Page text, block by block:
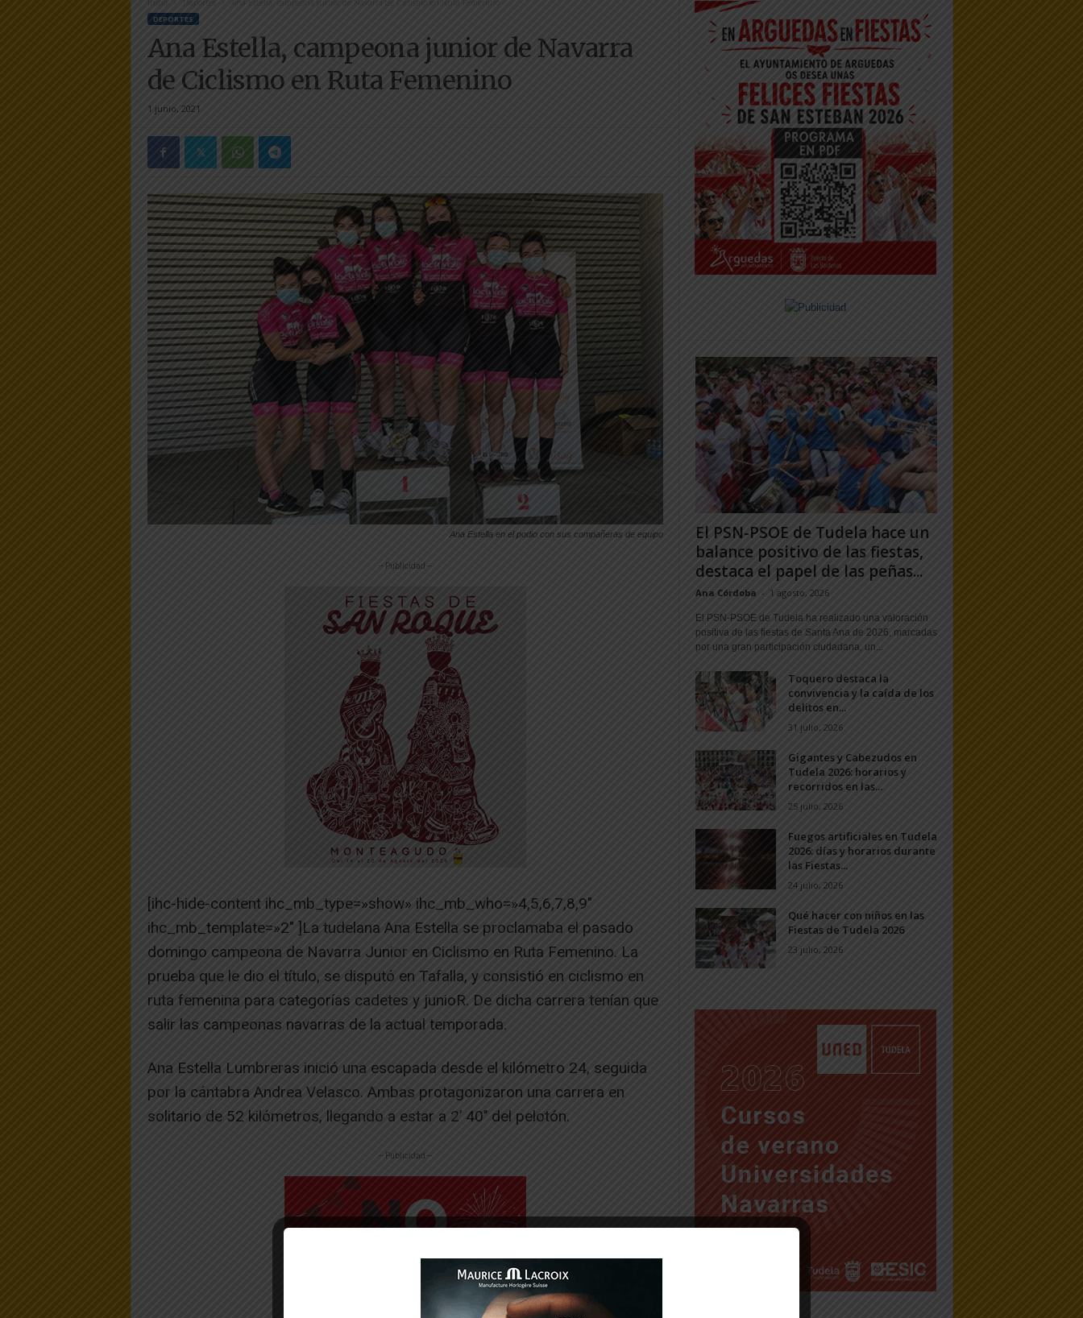
Deportes Ana Estella, campeona junior de Navarra de Ciclismo en Ruta Femenino
DEPORTES
Ana Estella, campeona junior de Navarra
de Ciclismo en Ruta Femenino
1 junio, 2021
Ana Estella en el podio con sus compañeras de equipo
-- Publicidad --
[ihc-hide-content ihc_mb_type=»show» ihc_mb_who=»4,5,6,7,8,9″
ihc_mb_template=»2″ ]La tudelana Ana Estella se proclamaba el pasado
domingo campeona de Navarra Junior en Ciclismo en Ruta Femenino. La
prueba que le dio el título, se disputó en Tafalla, y consistió en ciclismo en
ruta femenina para categorías cadetes y junioR. De dicha carrera tenían que
salir las campeonas navarras de la actual temporada.
Ana Estella Lumbreras inició una escapada desde el kilómetro 24, seguida
por la cántabra Andrea Velasco. Ambas protagonizaron una carrera en
solitario de 52 kilómetros, llegando a estar a 2’ 40’’ del pelotón.
-- Publicidad --
El PSN-PSOE de Tudela hace un
balance positivo de las fiestas,
destaca el papel de las peñas...
Ana Córdoba - 1 agosto, 2026
El PSN-PSOE de Tudela ha realizado una valoración
positiva de las fiestas de Santa Ana de 2026, marcadas
por una gran participación ciudadana, un...
Toquero destaca la
convivencia y la caída de los
delitos en...
31 julio, 2026
Gigantes y Cabezudos en
Tudela 2026: horarios y
recorridos en las...
25 julio, 2026
Fuegos artificiales en Tudela
2026: días y horarios durante
las Fiestas...
24 julio, 2026
Qué hacer con niños en las
Fiestas de Tudela 2026
23 julio, 2026